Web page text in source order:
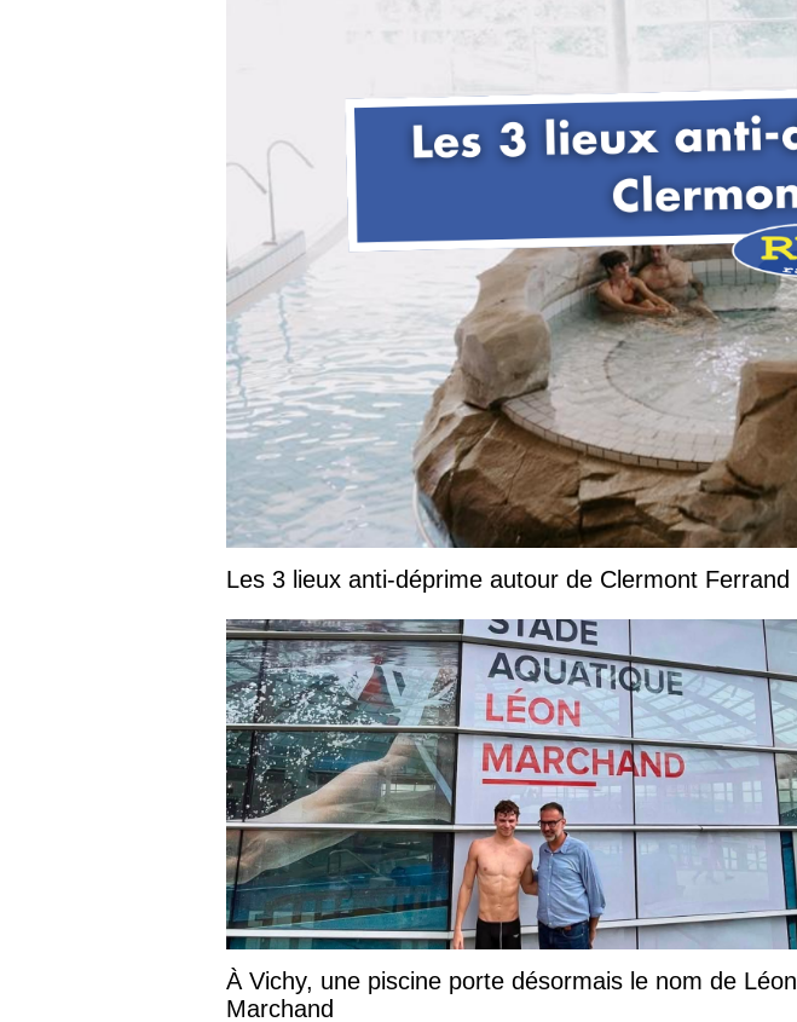
Les 3 lieux anti-déprime autour de Clermont Ferrand
À Vichy, une piscine porte désormais le nom de Léon
Marchand